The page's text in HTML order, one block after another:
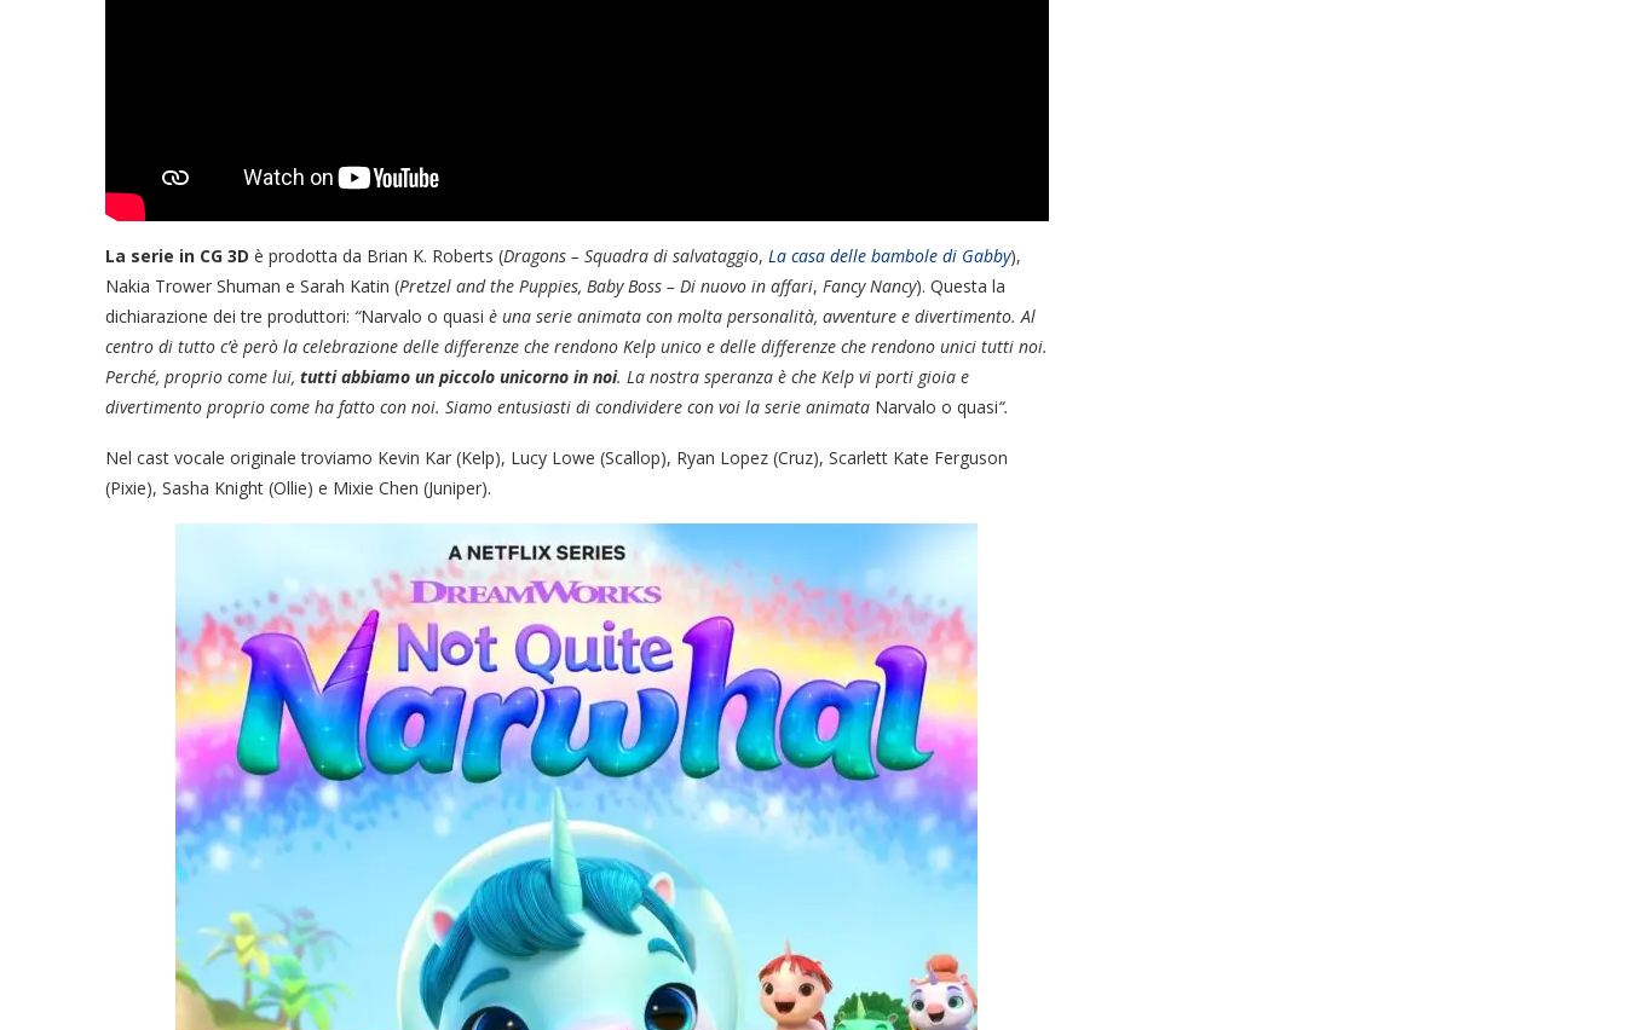
La serie in CG 3D è prodotta da Brian K. Roberts (Dragons – Squadra di salvataggio, La casa delle bambole di Gabby),
Nakia Trower Shuman e Sarah Katin (Pretzel and the Puppies, Baby Boss – Di nuovo in affari, Fancy Nancy). Questa la
dichiarazione dei tre produttori: “Narvalo o quasi è una serie animata con molta personalità, avventure e divertimento. Al
centro di tutto c’è però la celebrazione delle differenze che rendono Kelp unico e delle differenze che rendono unici tutti noi.
Perché, proprio come lui, tutti abbiamo un piccolo unicorno in noi. La nostra speranza è che Kelp vi porti gioia e
divertimento proprio come ha fatto con noi. Siamo entusiasti di condividere con voi la serie animata Narvalo o quasi“.
Nel cast vocale originale troviamo Kevin Kar (Kelp), Lucy Lowe (Scallop), Ryan Lopez (Cruz), Scarlett Kate Ferguson
(Pixie), Sasha Knight (Ollie) e Mixie Chen (Juniper).